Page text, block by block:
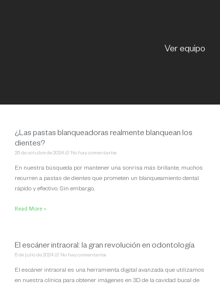
Ver equipo
¿Las pastas blanqueadoras realmente blanquean los
dientes?
25 de octubre de 2024 No hay comentarios
En nuestra búsqueda por mantener una sonrisa más brillante, muchos
recurren a pastas de dientes que prometen un blanqueamiento dental
rápido y efectivo. Sin embargo,
Read More »
El escáner intraoral: la gran revolución en odontología
5 de julio de 2024 No hay comentarios
El escáner intraoral es una herramienta digital avanzada que utilizamos
en nuestra clínica para obtener imágenes en 3D de la cavidad bucal de